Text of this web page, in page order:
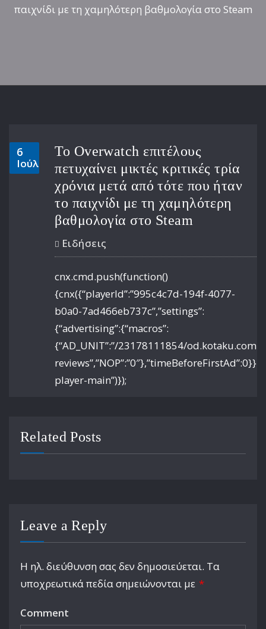
παιχνίδι με τη χαμηλότερη βαθμολογία στο Steam
6
Ιούλ
Το Overwatch επιτέλους
πετυχαίνει μικτές κριτικές τρία
χρόνια μετά από τότε που ήταν
το παιχνίδι με τη χαμηλότερη
βαθμολογία στο Steam
Ειδήσεις
cnx.cmd.push(function()
{cnx({“playerId”:”995c4c7d-194f-4077-
b0a0-7ad466eb737c”,”settings”:
{“advertising”:{“macros”:
{“AD_UNIT”:”/23178111854/od.kotaku.com/
player-main”)});
Related Posts
Leave a Reply
Η ηλ. διεύθυνση σας δεν δημοσιεύεται. Τα
υποχρεωτικά πεδία σημειώνονται με *
Comment